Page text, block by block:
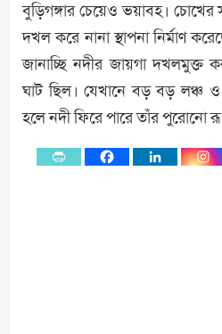
বুড়িগঙ্গার চেয়েও ভয়াবহ। চোখের
দখল করে নানা স্থাপনা নির্মাণ
জানাচ্ছি নদীর জায়গা দখলমুক্ত
ঘাট ছিল। যেখানে বড় বড় লঞ্চ ও
হলে নদী ফিরে পারে তাঁর পুরোনো